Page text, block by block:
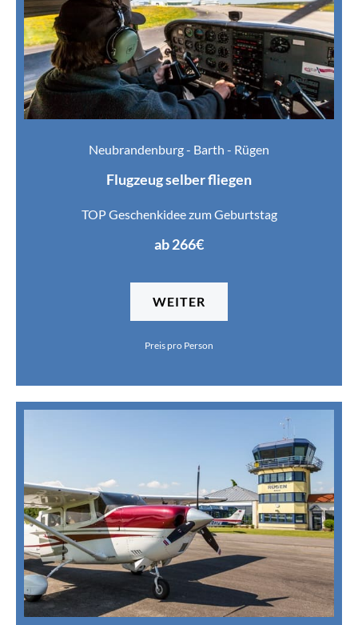
Neubrandenburg - Barth - Rügen
Flugzeug selber fliegen
TOP Geschenkidee zum Geburtstag
ab 266€
WEITER
Preis pro Person